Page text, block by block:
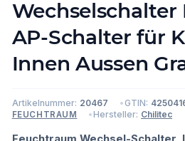
Wechselschalter
AP-Schalter für
Innen Aussen
Artikelnummer: 20467 GTIN:
FEUCHTRAUM Hersteller: Chilitec